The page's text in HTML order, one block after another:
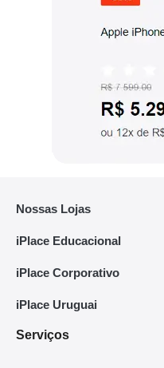
Nossas Lojas
iPlace Educacional
iPlace Corporativo
iPlace Uruguai
Serviços